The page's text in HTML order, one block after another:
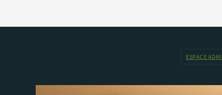
ESPACE